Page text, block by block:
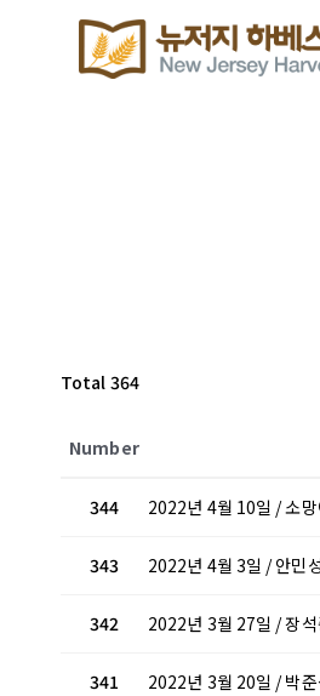
Total 364
Number
344 2022년 4월 10일 / 소
343 2022년 4월 3일 / 안민
342 2022년 3월 27일 / 장
341 2022년 3월 20일 / 박준